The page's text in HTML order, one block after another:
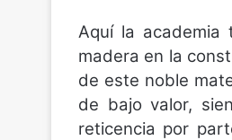
Aquí la
madera en la
de este noble
de bajo valor,
reticencia por